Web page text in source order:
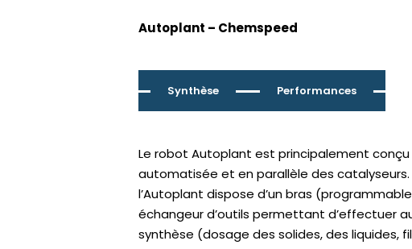
Autoplant – Chemspeed
Synthèse Performances
Le robot Autoplant est principalement
automatisée et en parallèle des
l’Autoplant dispose d’un bras
échangeur d’outils permettant d’effectuer
synthèse (dosage des solides, des liquides,